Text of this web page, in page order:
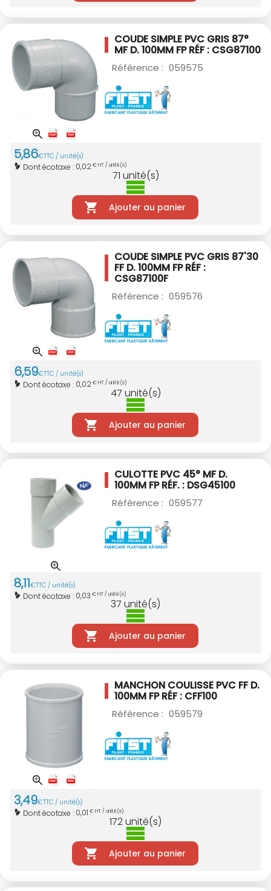
COUDE SIMPLE PVC GRIS 87°
MF D. 100MM FP RÉF : CSG87100
Référence : 059575
5,86€TTC / unité(s)
Dont écotaxe : 0,02€ HT / unité(s)
71 unité(s)
Ajouter au panier
COUDE SIMPLE PVC GRIS 87'30
FF D. 100MM FP RÉF :
CSG87100F
Référence : 059576
6,59€TTC / unité(s)
Dont écotaxe : 0,02€ HT / unité(s)
47 unité(s)
Ajouter au panier
CULOTTE PVC 45° MF D.
100MM FP RÉF. : DSG45100
Référence : 059577
8,11€TTC / unité(s)
Dont écotaxe : 0,03 € HT / unité(s)
37 unité(s)
Ajouter au panier
MANCHON COULISSE PVC FF D.
100MM FP RÉF : CFF100
Référence : 059579
3,49€TTC / unité(s)
Dont écotaxe : 0,01 € HT / unité(s)
172unité(s)
Ajouter au panier